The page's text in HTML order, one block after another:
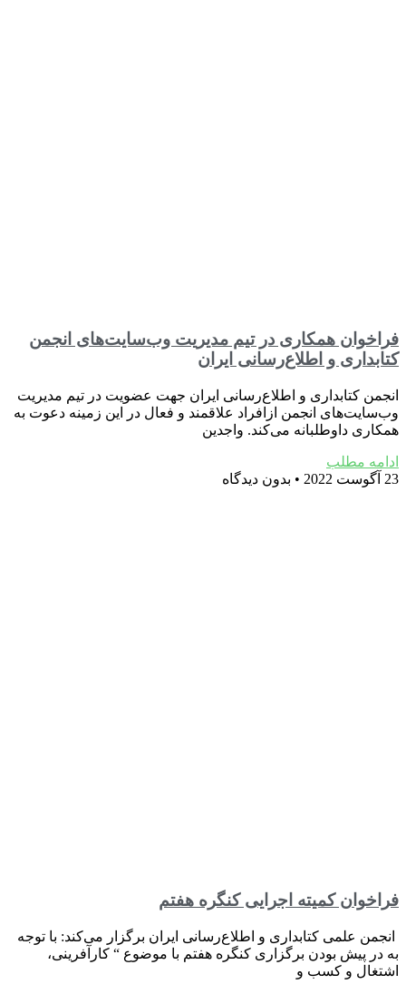
فراخوان همکاری در تیم مدیریت وب‌سایت‌های انجمن
کتابداری و اطلاع‌رسانی ایران
انجمن کتابداری و اطلاع‌رسانی ایران جهت عضویت در تیم مدیریت
وب‌سایت‌های انجمن ازافراد علاقمند و فعال در این زمینه دعوت به
همکاری داوطلبانه می‌کند. واجدین
ادامه مطلب
23 آگوست 2022
بدون دیدگاه
فراخوان کمیته اجرایی کنگره هفتم
انجمن علمی کتابداری و اطلاع‌رسانی ایران برگزار می‌کند: با توجه
به در پیش بودن برگزاری کنگره هفتم با موضوع “ کارآفرینی،
اشتغال و کسب و